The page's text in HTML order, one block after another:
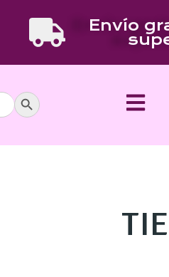
Envío
Botón de búsqueda